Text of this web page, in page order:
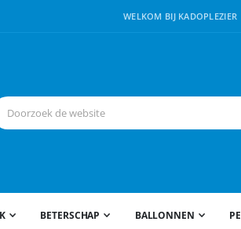
WELKOM BIJ KADOPLEZIER
BETERSCHAP BALLONNEN